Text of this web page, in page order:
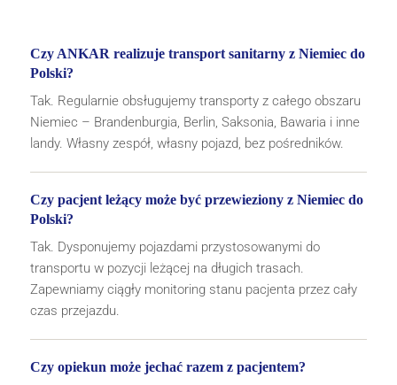
Czy ANKAR realizuje transport sanitarny z Niemiec do
Polski?
Tak. Regularnie obsługujemy transporty z całego obszaru
Niemiec – Brandenburgia, Berlin, Saksonia, Bawaria i inne
landy. Własny zespół, własny pojazd, bez pośredników.
Czy pacjent leżący może być przewieziony z Niemiec do
Polski?
Tak. Dysponujemy pojazdami przystosowanymi do
transportu w pozycji leżącej na długich trasach.
Zapewniamy ciągły monitoring stanu pacjenta przez cały
czas przejazdu.
Czy opiekun może jechać razem z pacjentem?